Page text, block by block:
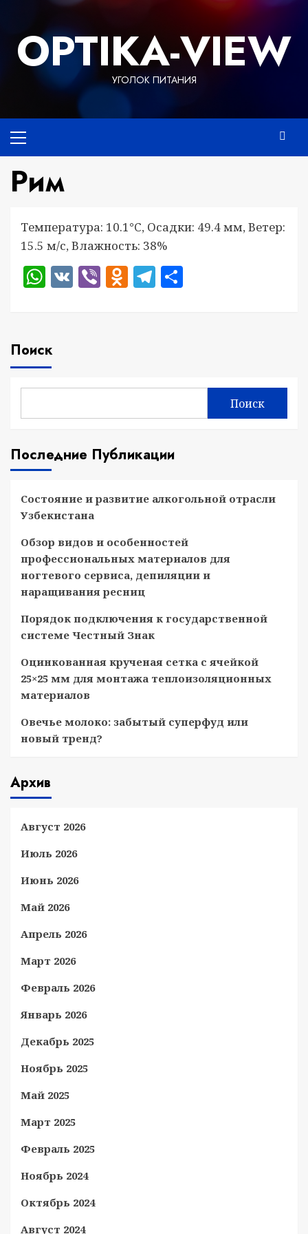
содержимому
OPTIKA-VIEW
УГОЛОК ПИТАНИЯ
меню
Рим
Температура: 10.1°C, Осадки: 49.4 мм, Ветер:
15.5 м/с, Влажность: 38%
WhatsApp
VKViberOdnoklassniki
Telegram
Поиск
Поиск
Последние Публикации
Состояние и развитие алкогольной отрасли
Узбекистана
Обзор видов и особенностей
профессиональных материалов для
ногтевого сервиса, депиляции и
наращивания ресниц
Порядок подключения к государственной
системе Честный Знак
Оцинкованная крученая сетка с ячейкой
25×25 мм для монтажа теплоизоляционных
материалов
Овечье молоко: забытый суперфуд или
новый тренд?
Архив
Август 2026
Июль 2026
Июнь 2026
Май 2026
Апрель 2026
Март 2026
Февраль 2026
Январь 2026
Декабрь 2025
Ноябрь 2025
Май 2025
Март 2025
Февраль 2025
Ноябрь 2024
Октябрь 2024
Август 2024